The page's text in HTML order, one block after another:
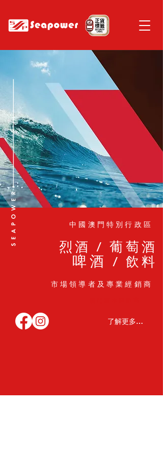
中國澳門特別行政區
烈酒 /葡萄酒
啤酒 / 飲料
市場領導者及專業經銷商
了解更多 >>